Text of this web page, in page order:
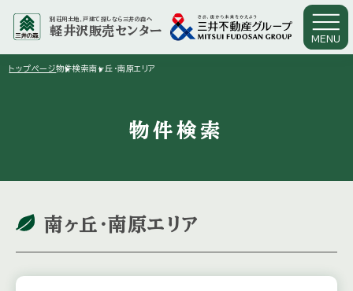
別荘用土地、戸建て探しなら三井の森へ
軽井沢販売センター
MENU
トップページ arrow_right
物件検索 arrow_right
南ヶ丘・南原エリア
物件検索
南ヶ丘・南原エリア